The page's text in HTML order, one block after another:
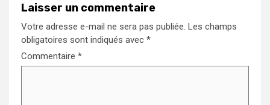
Laisser un commentaire
Votre adresse e-mail ne sera pas publiée. Les champs
obligatoires sont indiqués avec *
Commentaire *